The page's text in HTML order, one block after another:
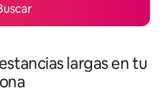
largas en tu